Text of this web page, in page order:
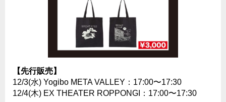
【先行販売】
12/3(水) Yogibo META VALLEY：17:00〜17:30
12/4(木) EX THEATER ROPPONGI：17:00〜17:30